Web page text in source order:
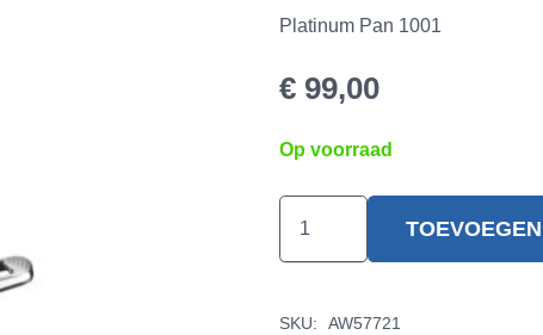
Platinum Pan 1001
€ 99,00
Op voorraad
SKU:
AW57721